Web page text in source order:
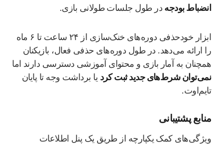
انضباط بودجه در طول جلسات طولانی بازی.
ابزار خودحذفی دوره‌های خنک‌سازی از ۲۴ ساعت تا ۶ ماه
را ارائه می‌دهد. در طول دوره‌های حذفی فعال، بازیکنان
همچنان به آمار بازی و محتوای آموزشی دسترسی دارند اما
نمی‌توان شرط‌های جدید ثبت کرد یا برداشت وجه تا پایان
تایم‌اوت.
منابع پشتیبانی
ویژگی‌های کمک یکپارچه از طریق یک پنل اطلاعات